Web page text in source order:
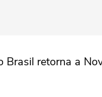
retorna a